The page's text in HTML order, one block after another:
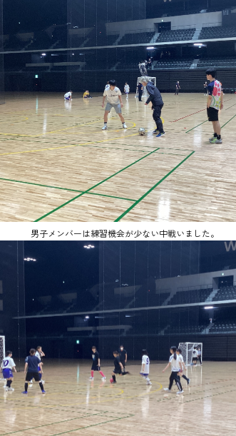
男子メンバーは練習機会が少ない中戦いました。